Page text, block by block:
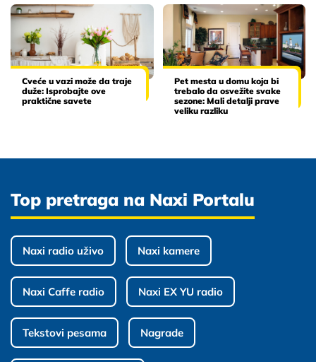
Cveće u vazi može da traje
duže: Isprobajte ove
praktične savete
Pet mesta u domu koja bi
trebalo da osvežite svake
sezone: Mali detalji prave
veliku razliku
Top pretraga na Naxi Portalu
Naxi radio uživo Naxi kamere
Naxi Caffe radio Naxi EX YU radio
Tekstovi pesama Nagrade